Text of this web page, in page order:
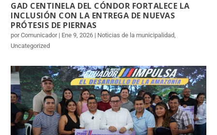
GAD CENTINELA DEL CÓNDOR FORTALECE LA
INCLUSIÓN CON LA ENTREGA DE NUEVAS
PRÓTESIS DE PIERNAS
por Comunicador | Ene 9, 2026 | Noticias de la municipalidad,
Uncategorized